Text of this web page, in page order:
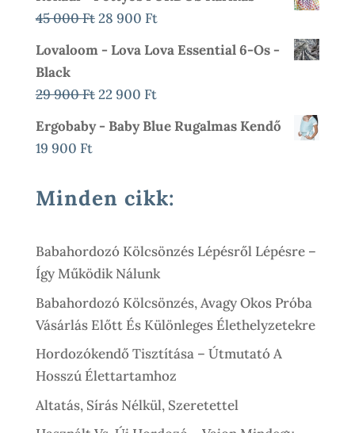
25
45 000Ft Original
28 900 FtCurrent
Lovaloom - Lova Lova Essential 6-Os -
Black
29 900Ft Original
22 900 FtCurrent
Ergobaby - Baby Blue Rugalmas Kendő
19 900 Ft
Minden cikk:
Babahordozó Kölcsönzés Lépésről Lépésre –
Így Működik Nálunk
Babahordozó Kölcsönzés, Avagy Okos Próba
Vásárlás Előtt És Különleges Élethelyzetekre
Hordozókendő Tisztítása – Útmutató A
Hosszú Élettartamhoz
Altatás, Sírás Nélkül, Szeretettel